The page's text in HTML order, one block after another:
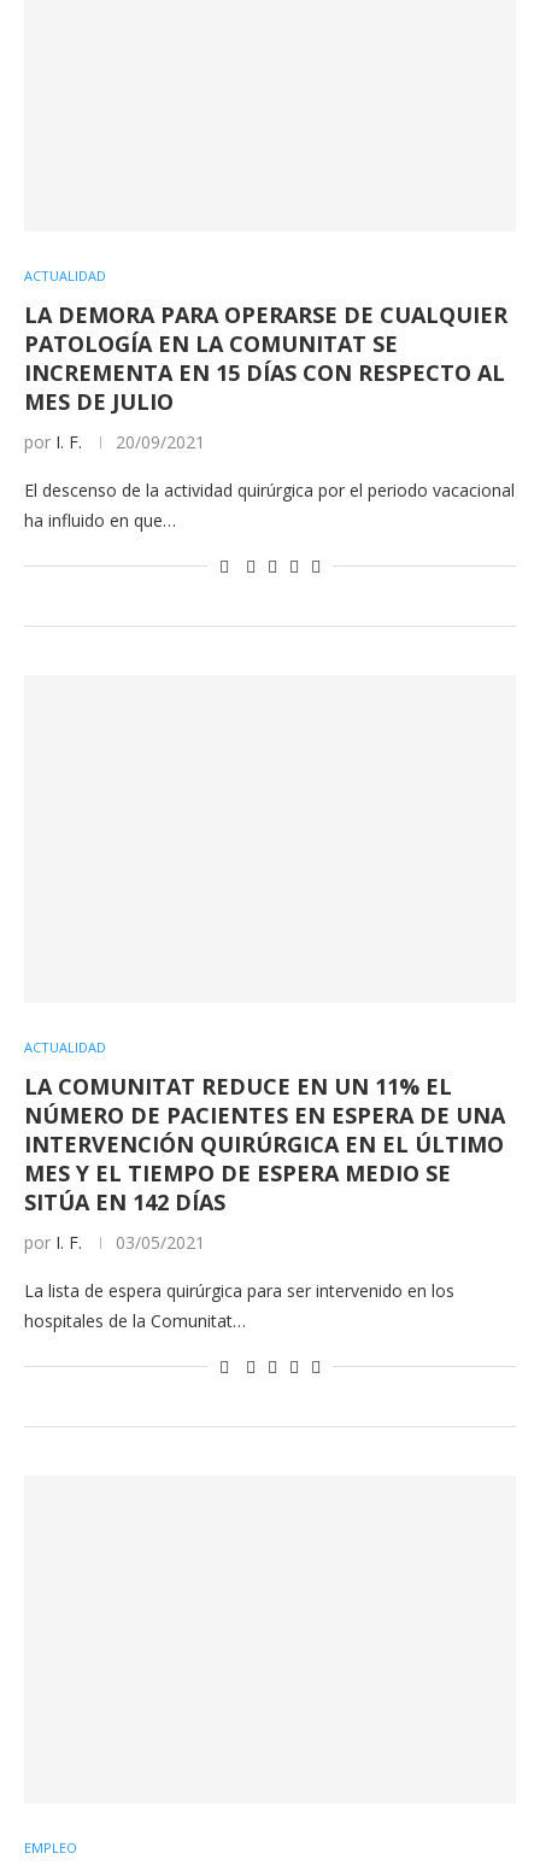
ACTUALIDAD
LA DEMORA PARA OPERARSE DE CUALQUIER
PATOLOGÍA EN LA COMUNITAT SE
INCREMENTA EN 15 DÍAS CON RESPECTO AL
MES DE JULIO
por I. F. 20/09/2021
El descenso de la actividad quirúrgica por el periodo vacacional
ha influido en que…
ACTUALIDAD
LA COMUNITAT REDUCE EN UN 11% EL
NÚMERO DE PACIENTES EN ESPERA DE UNA
INTERVENCIÓN QUIRÚRGICA EN EL ÚLTIMO
MES Y EL TIEMPO DE ESPERA MEDIO SE
SITÚA EN 142 DÍAS
por I. F. 03/05/2021
La lista de espera quirúrgica para ser intervenido en los
hospitales de la Comunitat…
EMPLEO